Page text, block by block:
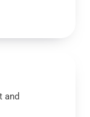
and